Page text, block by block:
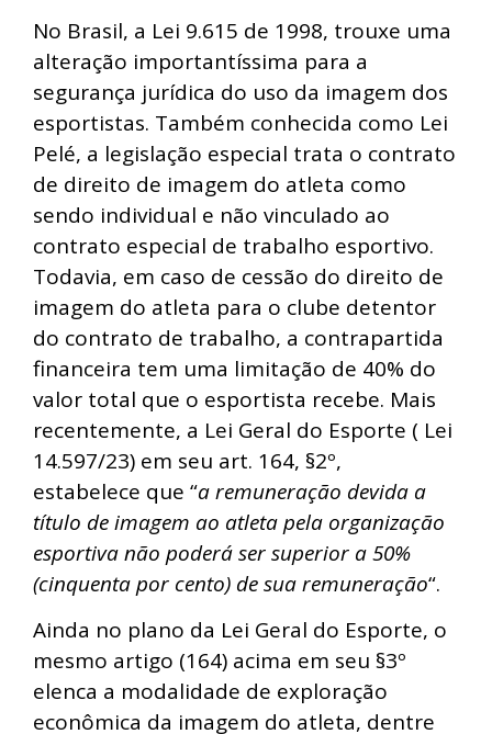
No Brasil, a Lei 9.615 de 1998, trouxe uma
alteração importantíssima para a
segurança jurídica do uso da imagem dos
esportistas. Também conhecida como Lei
Pelé, a legislação especial trata o contrato
de direito de imagem do atleta como
sendo individual e não vinculado ao
contrato especial de trabalho esportivo.
Todavia, em caso de cessão do direito de
imagem do atleta para o clube detentor
do contrato de trabalho, a contrapartida
financeira tem uma limitação de 40% do
valor total que o esportista recebe. Mais
recentemente, a Lei Geral do Esporte ( Lei
14.597/23) em seu art. 164, §2º,
estabelece que “a remuneração devida a
título de imagem ao atleta pela organização
esportiva não poderá ser superior a 50%
(cinquenta por cento) de sua remuneração“.
Ainda no plano da Lei Geral do Esporte, o
mesmo artigo (164) acima em seu §3º
elenca a modalidade de exploração
econômica da imagem do atleta, dentre